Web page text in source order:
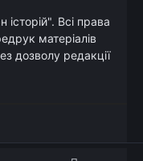
Всі права
матеріалів
дозволу редакції